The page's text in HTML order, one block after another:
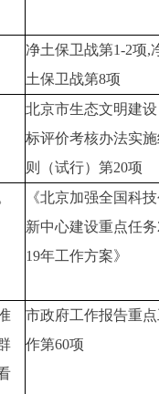
净土保卫战第1-2项,
土保卫战第8项
北京市生态文明建
标评价考核办法实
则（试行）第20项
《北京加强全国科
新中心建设重点任务
19年工作方案》
市政府工作报告重
作第60项